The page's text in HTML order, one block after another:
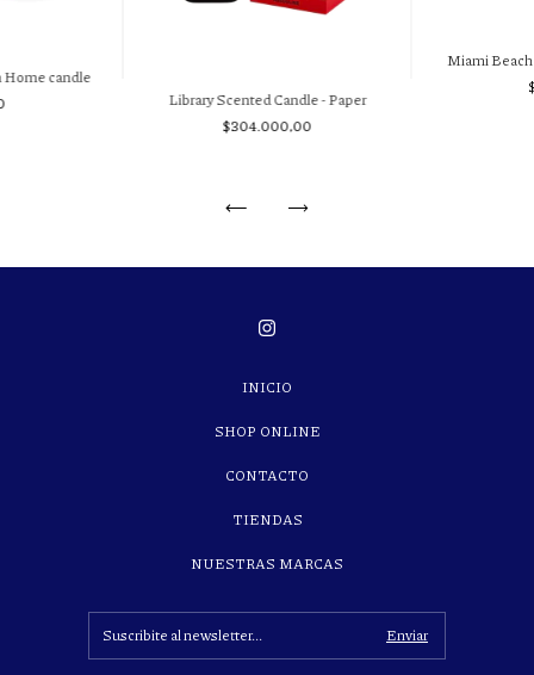
candle
Library Scented Candle - Paper
$304.000,00
Miami
INICIO
SHOP ONLINE
CONTACTO
TIENDAS
NUESTRAS MARCAS